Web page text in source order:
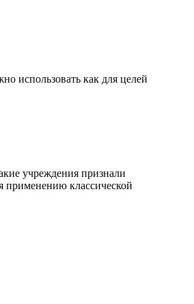
использовать как для целей
учреждения признали
применению классической